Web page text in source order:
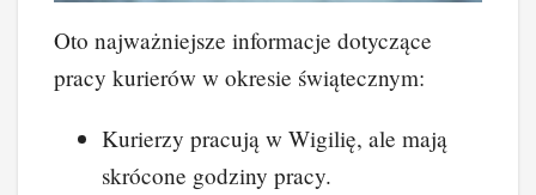
Oto najważniejsze informacje dotyczące
pracy kurierów w okresie świątecznym:
Kurierzy pracują w Wigilię, ale mają
skrócone godziny pracy.